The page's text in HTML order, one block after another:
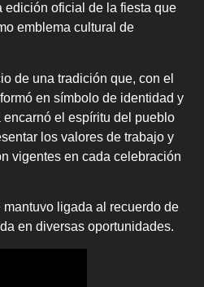
edición oficial de la fiesta que
emblema cultural de
de una tradición que, con el
en símbolo de identidad y
el espíritu del pueblo
los valores de trabajo y
vigentes en cada celebración
ligada al recuerdo de
en diversas oportunidades.